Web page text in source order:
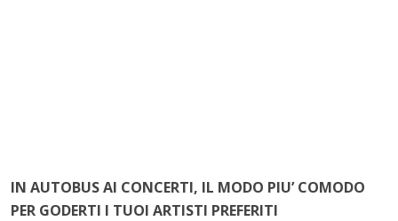
IN AUTOBUS AI CONCERTI, IL MODO PIU’ COMODO
PER GODERTI I TUOI ARTISTI PREFERITI